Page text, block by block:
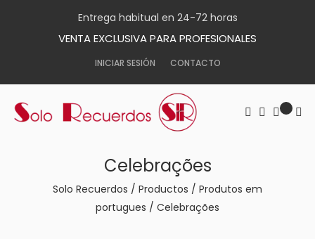
Entrega habitual en 24-72 horas
VENTA EXCLUSIVA PARA PROFESIONALES
INICIAR SESIÓN CONTACTO
Celebrações
Solo Recuerdos / Productos / Produtos em
portugues / Celebrações